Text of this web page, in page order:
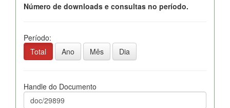
Número de downloads e consultas no período.
Período:
Total
Ano Mês Dia
Handle do Documento